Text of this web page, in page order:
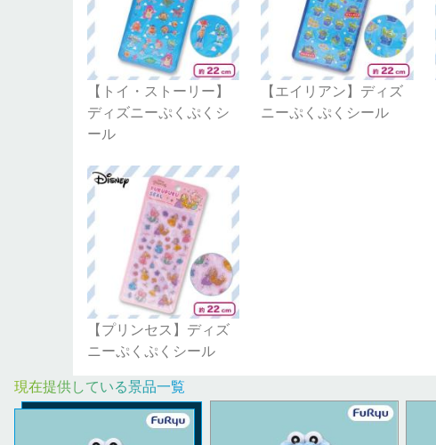
【トイ・ストーリー】
ディズニーぷくぷくシ
ール
【エイリアン】ディズ
ニーぷくぷくシール
【プリンセス】ディズ
ニーぷくぷくシール
現在提供している景品一覧